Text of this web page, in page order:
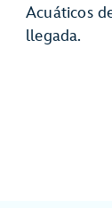
Acuáticos
llegada.